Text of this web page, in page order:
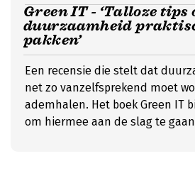
Green IT - ‘Talloze tips
duurzaamheid
pakken’
Een recensie die stelt dat
net zo vanzelfsprekend moet
ademhalen. Het boek Green IT
om hiermee aan de slag te